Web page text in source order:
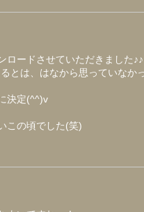
ロードさせていただきました♪♪
とは、はなから思っていなか
決定(^^)v
この頃でした(笑)